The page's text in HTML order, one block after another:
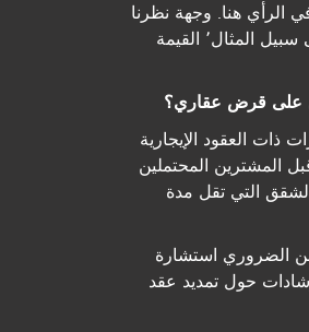
الرأي ھنا. وجھة نظرنا
أنه تقییم قانوني بموجب قانون 93، ومع ذلك.. تنطبق مبادئ الكتاب الأحمر، على سبیل المثال٬ القیمة
ذات العقود الإيجارية
المشترین المحتملین
التي تقل مدة
من الضروري استشارة
حول تمدید عقد